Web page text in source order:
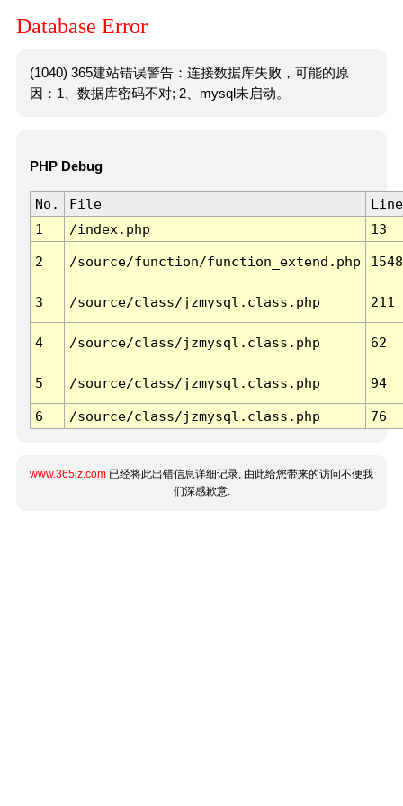
Database Error
(1040) 365建站错误警告：连接数据库失败，可能的原
因：1、数据库密码不对; 2、mysql未启动。
PHP Debug
No. File
Line
1
/index.php 13
2 /source/function/function_extend.php 1548
3 /source/class/jzmysql.class.php 211
4 /source/class/jzmysql.class.php 62
5 /source/class/jzmysql.class.php 94
6 /source/class/jzmysql.class.php 76
www.365jz.com 已经将此出错信息详细记录, 由此给您带来的访问不便我
们深感歉意.